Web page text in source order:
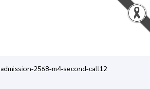
admission-2568-m4-second-call12